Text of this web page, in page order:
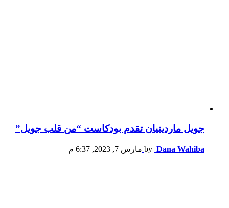
جويل ماردينيان تقدم بودكاست “من قلب جويل”
by Dana Wahiba مارس 7, 2023, 6:37 م